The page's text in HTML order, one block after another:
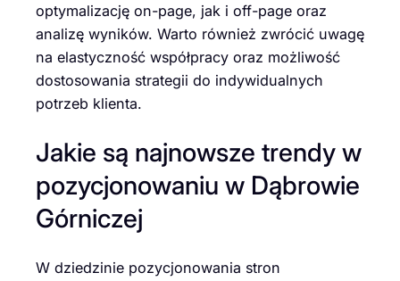
optymalizację on-page, jak i off-page oraz
analizę wyników. Warto również zwrócić uwagę
na elastyczność współpracy oraz możliwość
dostosowania strategii do indywidualnych
potrzeb klienta.
Jakie są najnowsze trendy w
pozycjonowaniu w Dąbrowie
Górniczej
W dziedzinie pozycjonowania stron